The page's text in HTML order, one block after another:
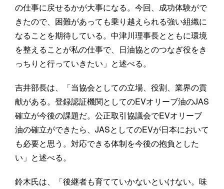
の仕事に戻せるかが大事になる。今回、成功体験がで
きたので、困難があっても乗り越えられる強い組織に
なることを期待している。中津川理事長とともに環境
を整えることが私の仕事で、日油協とのつなぎ役をき
っちりと行っていきたい」と述べる。
吉井部長は、「当協会としての立場、役割、業界の貢
献がある。登録認証機関としてのEVオリーブ油のJAS
確立が今後の課題だ。公正取引協議会でEVオリーブ
油の確立ができたら、JASとしてのEVが日本において
も必要と思う。対応できる体制を今後の抱負とした
い」と述べる。
鈴木氏は、「後継者も育てていかないといけない。味